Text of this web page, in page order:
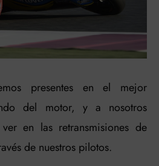
presentes en el mejor
del motor, y a nosotros
en las retransmisiones de
de nuestros pilotos.